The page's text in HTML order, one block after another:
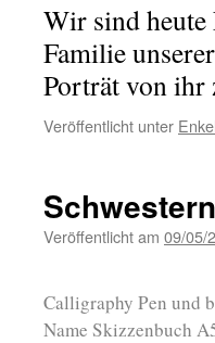
Wir sind heute
Familie
Porträt von ihr
Veröffentlicht unter Enkel
Schwestern
Veröffentlicht am 09/05/
Calligraphy Pen und
Name Skizzenbuch